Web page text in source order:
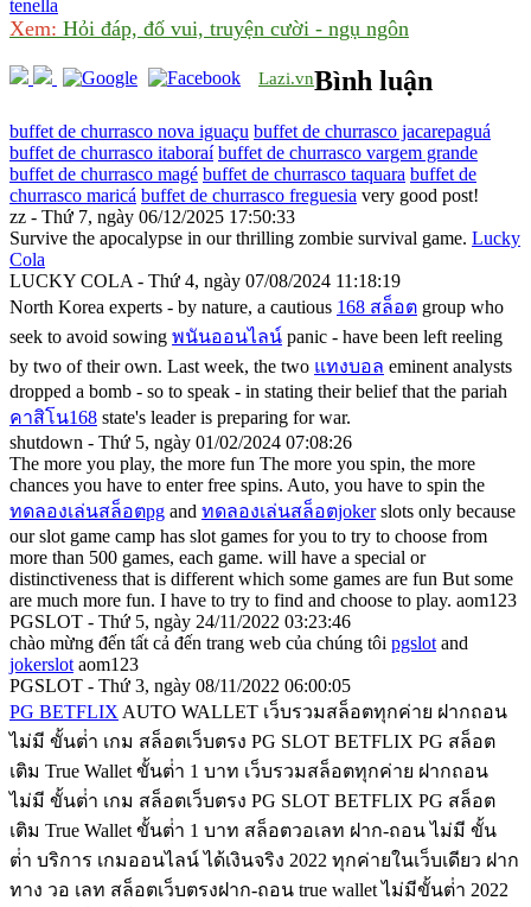
tenella
Xem: Hỏi đáp, đố vui, truyện cười - ngụ ngôn
Lazi.vnBình luận
buffet de churrasco nova iguaçu buffet de churrasco jacarepaguá
buffet de churrasco itaboraí buffet de churrasco vargem grande
buffet de churrasco magé buffet de churrasco taquara buffet de
churrasco maricá buffet de churrasco freguesia very good post!
zz - Thứ 7, ngày 06/12/2025 17:50:33
Survive the apocalypse in our thrilling zombie survival game. Lucky
Cola
LUCKY COLA - Thứ 4, ngày 07/08/2024 11:18:19
North Korea experts - by nature, a cautious 168 สล็อต group who
seek to avoid sowing พนันออนไลน์ panic - have been left reeling
by two of their own. Last week, the two แทงบอล eminent analysts
dropped a bomb - so to speak - in stating their belief that the pariah
คาสิโน168 state's leader is preparing for war.
shutdown - Thứ 5, ngày 01/02/2024 07:08:26
The more you play, the more fun The more you spin, the more
chances you have to enter free spins. Auto, you have to spin the
ทดลองเล่นสล็อตpg and ทดลองเล่นสล็อตjokerslots only because
our slot game camp has slot games for you to try to choose from
more than 500 games, each game. will have a special or
distinctiveness that is different which some games are fun But some
are much more fun. I have to try to find and choose to play. aom123
PGSLOT - Thứ 5, ngày 24/11/2022 03:23:46
chào mừng đến tất cả đến trang web của chúng tôi pgslot and
jokerslot aom123
PGSLOT - Thứ 3, ngày 08/11/2022 06:00:05
PG BETFLIX AUTO WALLET เว็บรวมสล็อตทุกค่าย ฝากถอน
ไม่มี ขั้นต่ํา เกม สล็อตเว็บตรง PG SLOT BETFLIX PG สล็อต
เติม True Wallet ขั้นต่ํา 1 บาท เว็บรวมสล็อตทุกค่าย ฝากถอน
ไม่มี ขั้นต่ํา เกม สล็อตเว็บตรง PG SLOT BETFLIX PG สล็อต
เติม True Wallet ขั้นต่ํา 1 บาท สล็อตวอเลท ฝาก-ถอน ไม่มี ขั้น
ต่ํา บริการ เกมออนไลน์ ได้เงินจริง 2022 ทุกค่ายในเว็บเดียว ฝาก
ทาง วอ เลท สล็อตเว็บตรงฝาก-ถอน true wallet ไม่มีขั้นต่ํา 2022